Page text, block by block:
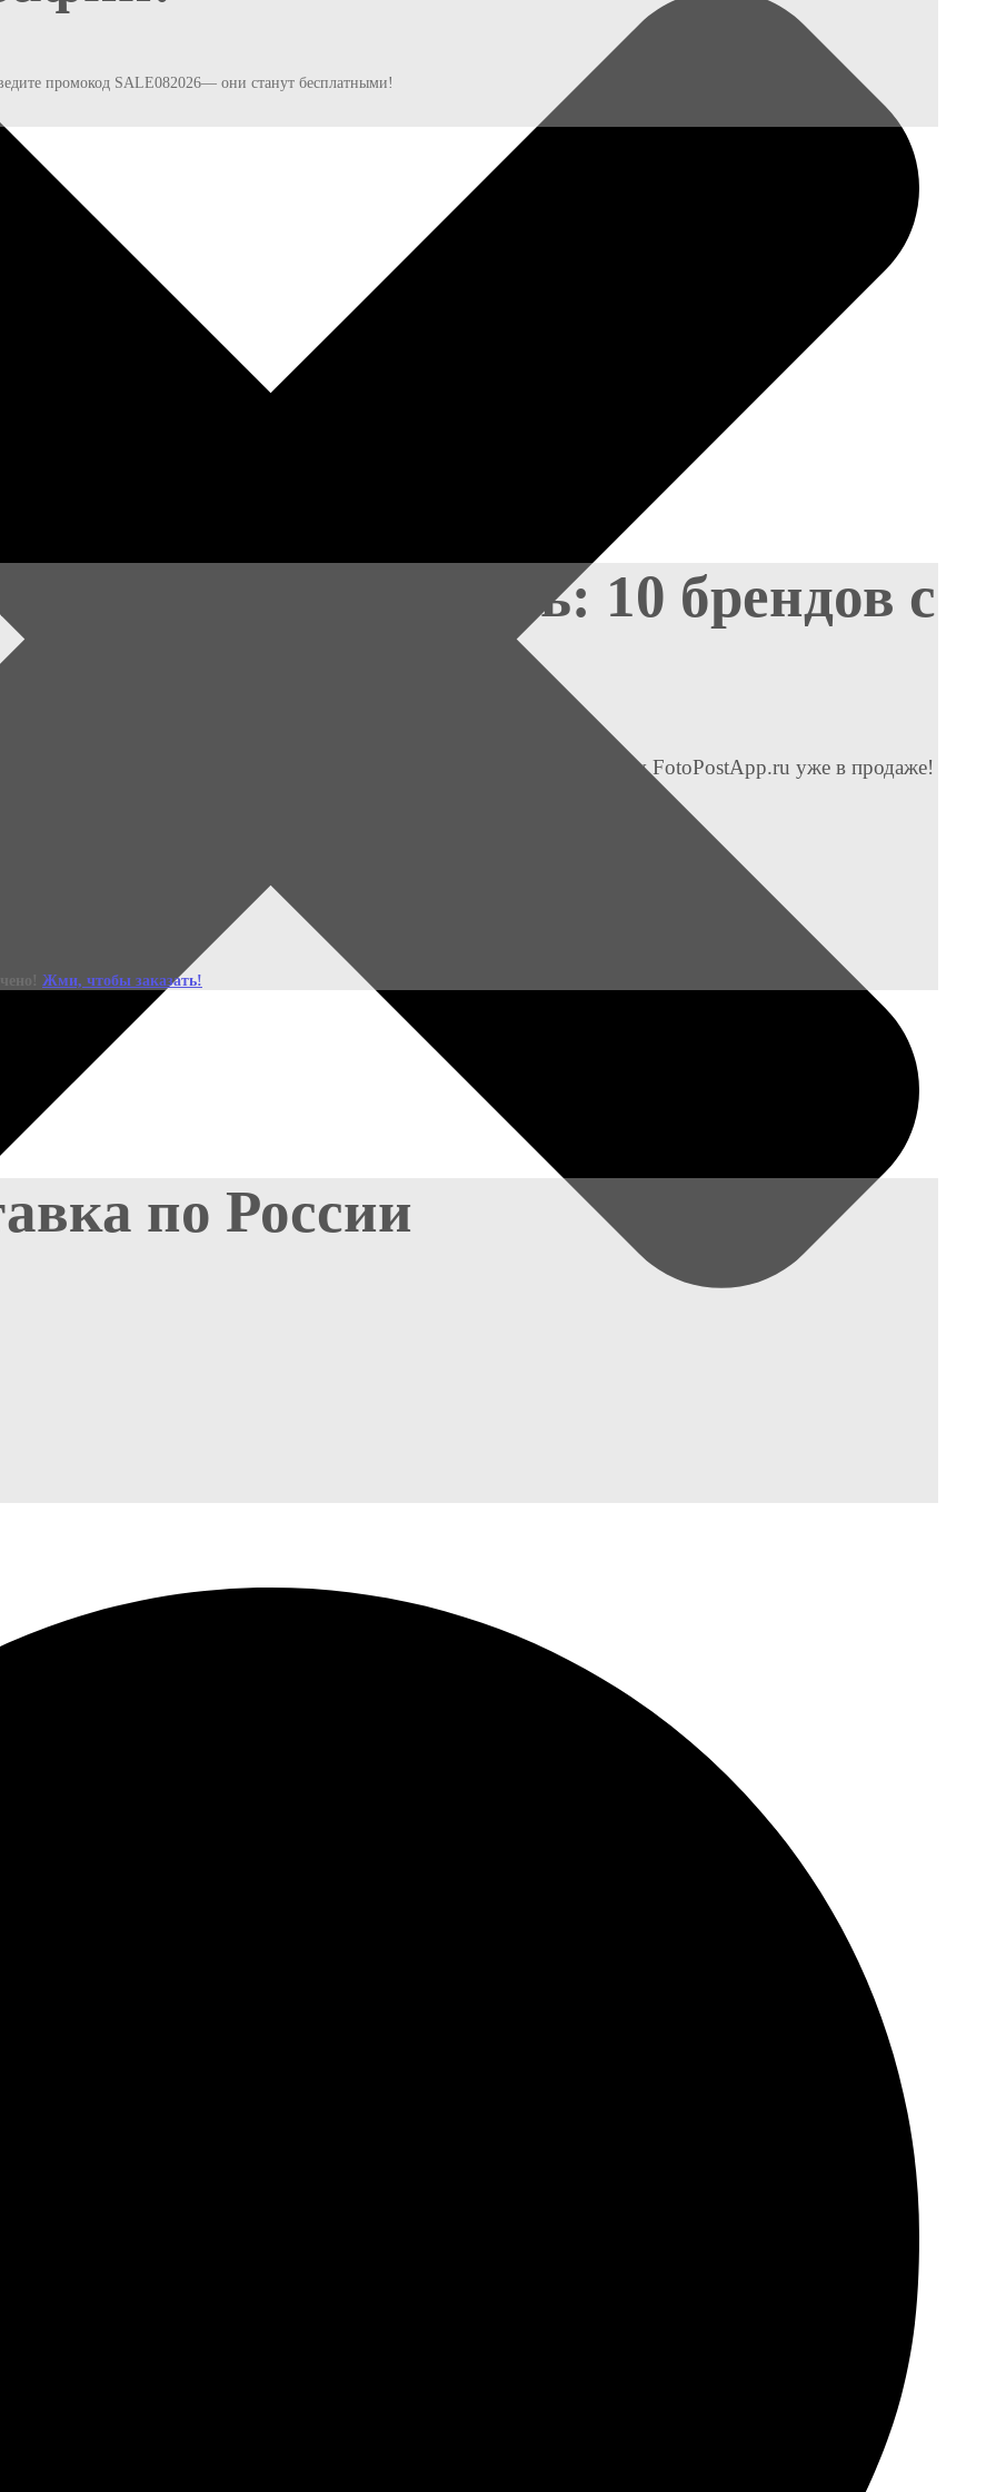
промокод SALE082026— они станут бесплатными!
набор уже здесь: 10 брендов с
весеннее издание Бьюти-бокса Леди Mail x Aura Project by FotoPostApp.ru уже в продаже!
Жми, чтобы заказать!
по России